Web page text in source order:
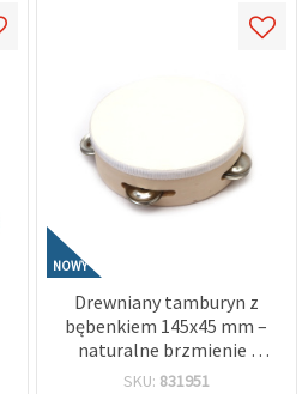
NOWY
Drewniany tamburyn z
bębenkiem 145x45 mm –
naturalne brzmienie i
gładkie wykończenie, do
SKU: 831951